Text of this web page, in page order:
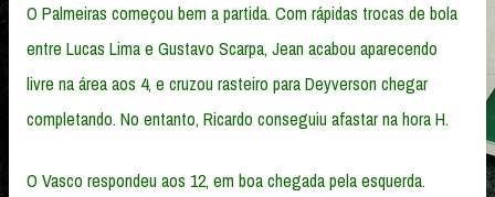
O Palmeiras começou bem a partida. Com rápidas trocas de bola
entre Lucas Lima e Gustavo Scarpa, Jean acabou aparecendo
livre na área aos 4, e cruzou rasteiro para Deyverson chegar
completando. No entanto, Ricardo conseguiu afastar na hora H.
O Vasco respondeu aos 12, em boa chegada pela esquerda.